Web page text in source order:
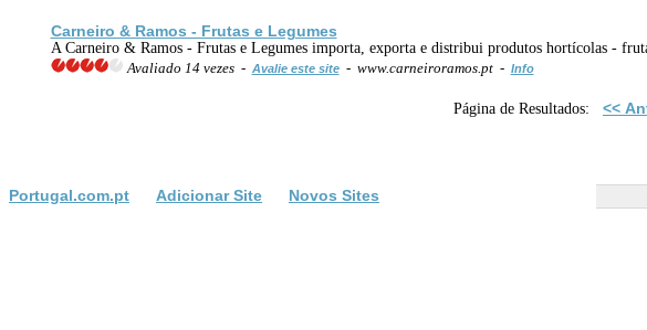
Carneiro & Ramos - Frutas e Legumes
A Carneiro & Ramos - Frutas e Legumes importa, exporta e distribui produtos hortícolas -
Avaliado 14 vezes - Avalie este site- www.carneiroramos.pt - Info
Página de Resultados: <<
Portugal.com.pt Adicionar Site Novos Sites